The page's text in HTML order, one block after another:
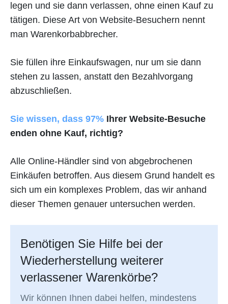
legen und sie dann verlassen, ohne einen Kauf zu
tätigen. Diese Art von Website-Besuchern nennt
man Warenkorbabbrecher.
Sie füllen ihre Einkaufswagen, nur um sie dann
stehen zu lassen, anstatt den Bezahlvorgang
abzuschließen.
Sie wissen, dass 97% Ihrer Website-Besuche
enden ohne Kauf, richtig?
Alle Online-Händler sind von abgebrochenen
Einkäufen betroffen. Aus diesem Grund handelt es
sich um ein komplexes Problem, das wir anhand
dieser Themen genauer untersuchen werden.
Benötigen Sie Hilfe bei der
Wiederherstellung weiterer
verlassener Warenkörbe?
Wir können Ihnen dabei helfen, mindestens